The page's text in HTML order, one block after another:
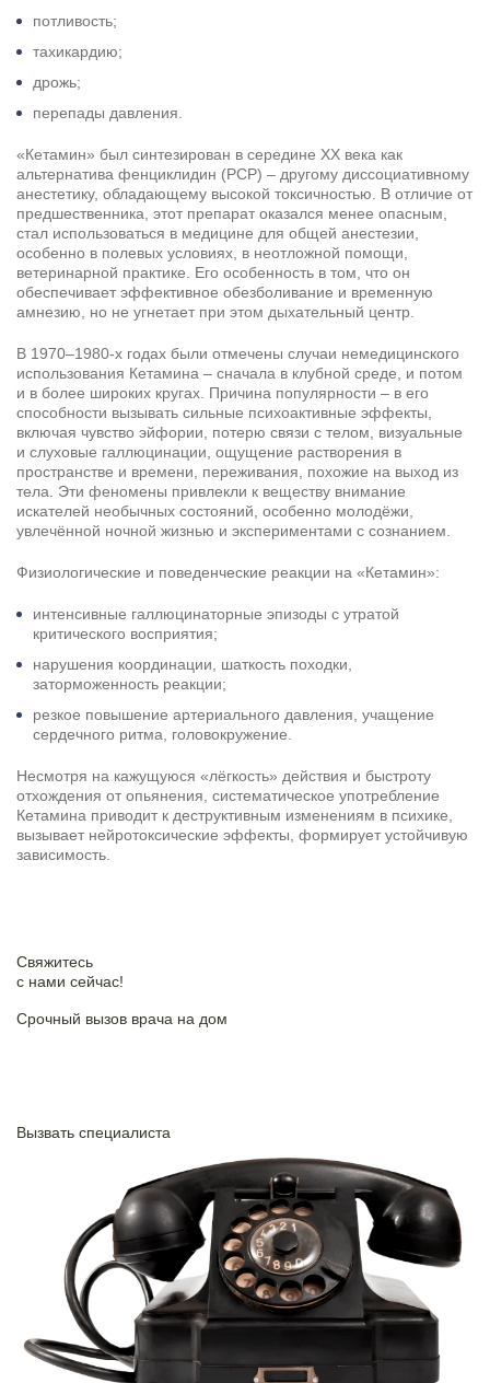
потливость;
тахикардию;
дрожь;
перепады давления.
«Кетамин» был синтезирован в середине XX века как
альтернатива фенциклидин (PCP) – другому диссоциативному
анестетику, обладающему высокой токсичностью. В отличие от
предшественника, этот препарат оказался менее опасным,
стал использоваться в медицине для общей анестезии,
особенно в полевых условиях, в неотложной помощи,
ветеринарной практике. Его особенность в том, что он
обеспечивает эффективное обезболивание и временную
амнезию, но не угнетает при этом дыхательный центр.
В 1970–1980-х годах были отмечены случаи немедицинского
использования Кетамина – сначала в клубной среде, и потом
и в более широких кругах. Причина популярности – в его
способности вызывать сильные психоактивные эффекты,
включая чувство эйфории, потерю связи с телом, визуальные
и слуховые галлюцинации, ощущение растворения в
пространстве и времени, переживания, похожие на выход из
тела. Эти феномены привлекли к веществу внимание
искателей необычных состояний, особенно молодёжи,
увлечённой ночной жизнью и экспериментами с сознанием.
Физиологические и поведенческие реакции на «Кетамин»:
интенсивные галлюцинаторные эпизоды с утратой
критического восприятия;
нарушения координации, шаткость походки,
заторможенность реакции;
резкое повышение артериального давления, учащение
сердечного ритма, головокружение.
Несмотря на кажущуюся «лёгкость» действия и быстроту
отхождения от опьянения, систематическое употребление
Кетамина приводит к деструктивным изменениям в психике,
вызывает нейротоксические эффекты, формирует устойчивую
зависимость.
Свяжитесь
c нами сейчас!
Срочный вызов врача на дом
Вызвать специалиста